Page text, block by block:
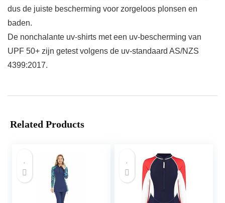
dus de juiste bescherming voor zorgeloos plonsen en
baden.
De nonchalante uv-shirts met een uv-bescherming van
UPF 50+ zijn getest volgens de uv-standaard AS/NZS
4399:2017.
Related Products